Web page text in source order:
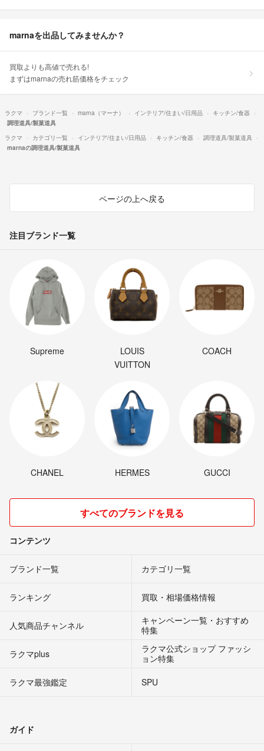
marnaを出品してみませんか？
買取よりも高値で売れる!
まずはmarnaの売れ筋価格をチェック
ラクマ ブランド一覧 marna（マーナ） インテリア/住まい/日用品
キッチン/食器
調理道具/製菓道具
ラクマ
カテゴリ一覧 インテリア/住まい/日用品 キッチン/食器
調理道具/製菓道具
marnaの調理道具/製菓道具
ページの上へ戻る
注目ブランド一覧
Supreme
LOUIS
VUITTON
COACH
CHANEL HERMES GUCCI
すべてのブランドを見る
コンテンツ
ブランド一覧 カテゴリ一覧
ランキング 買取・相場価格情報
人気商品チャンネル
キャンペーン一覧・おすすめ
特集
ラクマplus
ラクマ公式ショップ ファッシ
ョン特集
ラクマ最強鑑定
SPU
ガイド